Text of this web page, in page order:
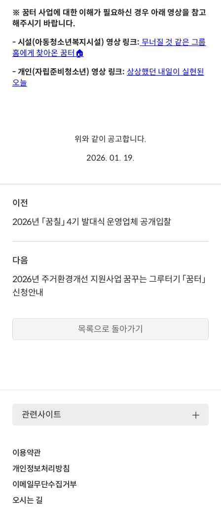
※ 꿈터 사업에 대한 이해가 필요하신 경우 아래 영상을 참고
해주시기 바랍니다.
- 시설(아동청소년복지시설) 영상 링크: 무너질 것 같은 그룹
홈에게 찾아온 꿈터🏠
- 개인(자립준비청소년) 영상 링크: 상상했던 내일이 실현된
오늘
위와 같이 공고합니다.
2026. 01. 19.
이전
2026년 「꿈칠」 4기 발대식 운영업체 공개입찰
다음
2026년 주거환경개선 지원사업 꿈꾸는 그루터기 「꿈터」
신청안내
목록으로 돌아가기
이용약관
개인정보처리방침
이메일무단수집거부
오시는 길
관련사이트